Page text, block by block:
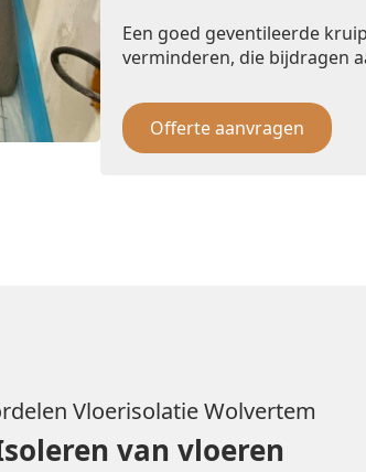
Een goed geventileerde
verminderen, die bijdragen
Offerte aanvragen
Vloerisolatie Wolvertem
van vloeren